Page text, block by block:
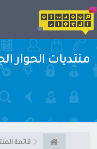
منتديات الحوار
قائمة